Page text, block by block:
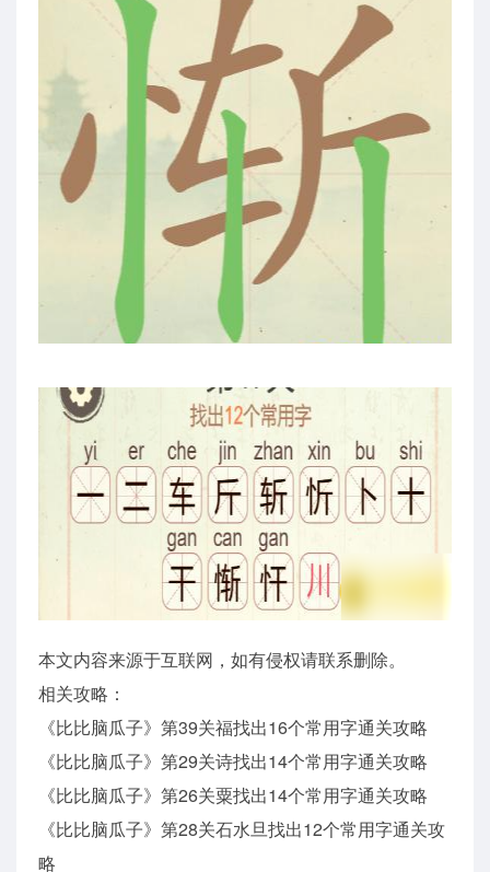
本文内容来源于互联网，如有侵权请联系删除。
相关攻略：
《比比脑瓜子》第39关福找出16个常用字通关攻略
《比比脑瓜子》第29关诗找出14个常用字通关攻略
《比比脑瓜子》第26关粟找出14个常用字通关攻略
《比比脑瓜子》第28关石水旦找出12个常用字通关攻
略